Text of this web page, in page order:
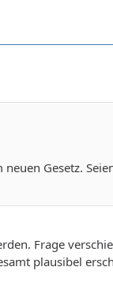
Gesetz.
Frage
plausibel